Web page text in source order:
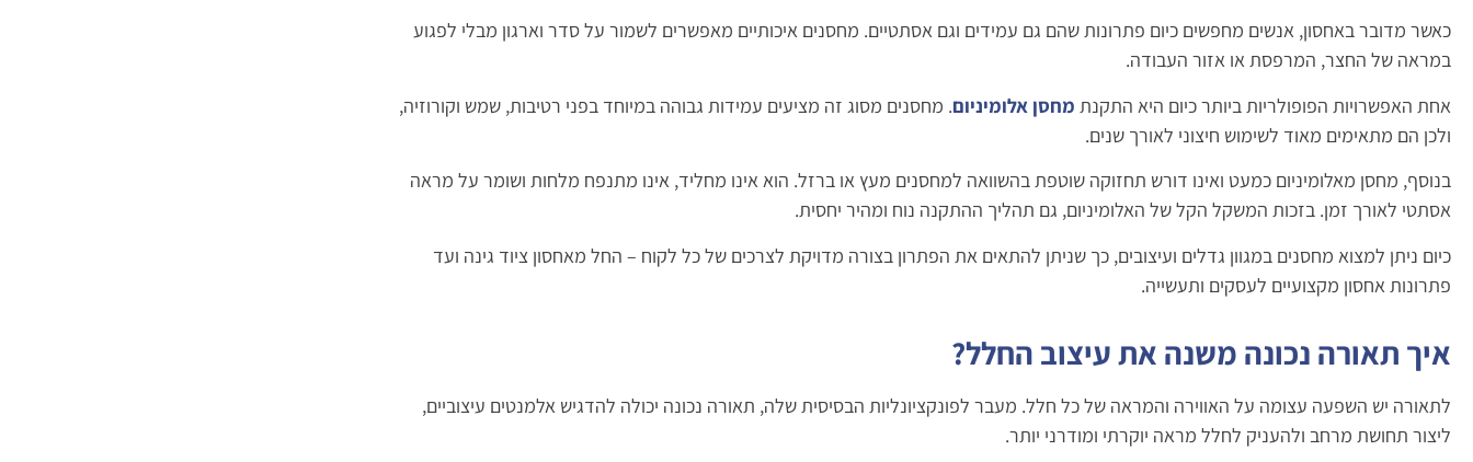
כאשר מדובר באחסון, אנשים מחפשים כיום פתרונות שהם גם עמידים וגם אסתטיים. מחסנים איכותיים מאפשרים לשמור על סדר וארגון מבלי לפגוע
במראה של החצר, המרפסת או אזור העבודה.
אחת האפשרויות הפופולריות ביותר כיום היא התקנת מחסן אלומיניום. מחסנים מסוג זה מציעים עמידות גבוהה במיוחד בפני רטיבות, שמש וקורוזיה,
ולכן הם מתאימים מאוד לשימוש חיצוני לאורך שנים.
בנוסף, מחסן מאלומיניום כמעט ואינו דורש תחזוקה שוטפת בהשוואה למחסנים מעץ או ברזל. הוא אינו מחליד, אינו מתנפח מלחות ושומר על מראה
אסתטי לאורך זמן. בזכות המשקל הקל של האלומיניום, גם תהליך ההתקנה נוח ומהיר יחסית.
כיום ניתן למצוא מחסנים במגוון גדלים ועיצובים, כך שניתן להתאים את הפתרון בצורה מדויקת לצרכים של כל לקוח – החל מאחסון ציוד גינה ועד
פתרונות אחסון מקצועיים לעסקים ותעשייה.
איך תאורה נכונה משנה את עיצוב החלל?
לתאורה יש השפעה עצומה על האווירה והמראה של כל חלל. מעבר לפונקציונליות הבסיסית שלה, תאורה נכונה יכולה להדגיש אלמנטים עיצוביים,
ליצור תחושת מרחב ולהעניק לחלל מראה יוקרתי ומודרני יותר.